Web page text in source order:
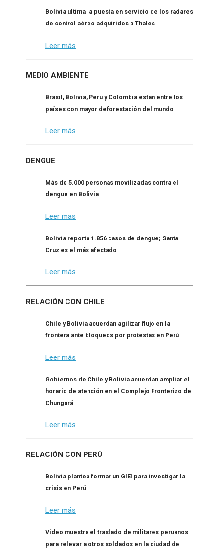
Bolivia ultima la puesta en servicio de los radares
de control aéreo adquiridos a Thales
Leer más
MEDIO AMBIENTE
Brasil, Bolivia, Perú y Colombia están entre los
países con mayor deforestación del mundo
Leer más
DENGUE
Más de 5.000 personas movilizadas contra el
dengue en Bolivia
Leer más
Bolivia reporta 1.856 casos de dengue; Santa
Cruz es el más afectado
Leer más
RELACIÓN CON CHILE
Chile y Bolivia acuerdan agilizar flujo en la
frontera ante bloqueos por protestas en Perú
Leer más
Gobiernos de Chile y Bolivia acuerdan ampliar el
horario de atención en el Complejo Fronterizo de
Chungará
Leer más
RELACIÓN CON PERÚ
Bolivia plantea formar un GIEI para investigar la
crisis en Perú
Leer más
Video muestra el traslado de militares peruanos
para relevar a otros soldados en la ciudad de